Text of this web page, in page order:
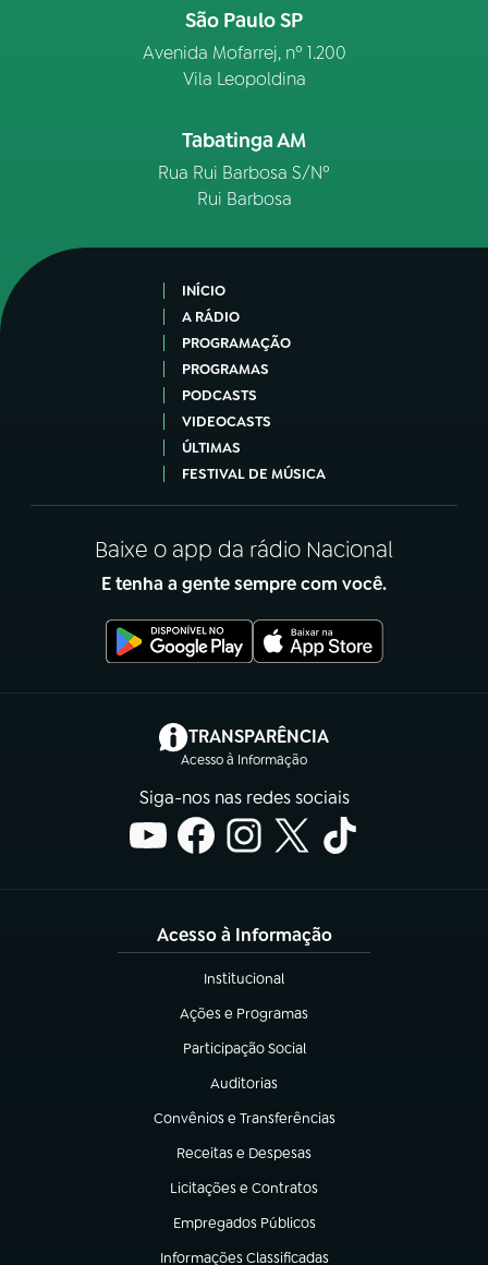
São Paulo SP
Avenida Mofarrej, nº 1.200
Vila Leopoldina
Tabatinga AM
Rua Rui Barbosa S/Nº
Rui Barbosa
INÍCIO
A RÁDIO
PROGRAMAÇÃO
PROGRAMAS
PODCASTS
VIDEOCASTS
ÚLTIMAS
FESTIVAL DE MÚSICA
Baixe o app da rádio Nacional
E tenha a gente sempre com você.
TRANSPARÊNCIA
Acesso à Informação
(abre em nova aba)
Siga-nos nas redes sociais
Acesso à Informação
Institucional
(abre em nova aba)
Ações e Programas
(abre em nova aba)
Participação Social
(abre em nova aba)
Auditorias
(abre em nova aba)
Convênios e Transferências
(abre em nova aba)
Receitas e Despesas
(abre em nova aba)
Licitações e Contratos
(abre em nova aba)
Empregados Públicos
(abre em nova aba)
Informações Classificadas